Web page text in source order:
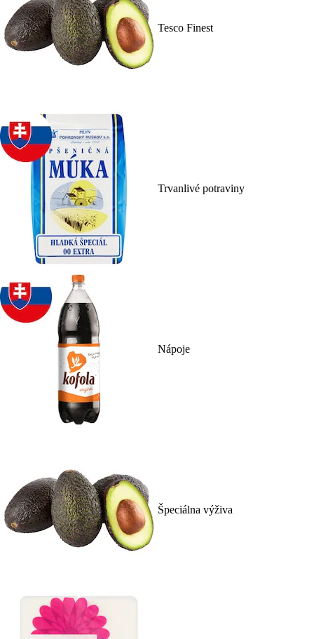
Tesco Finest
Trvanlivé potraviny
Nápoje
Špeciálna výživa